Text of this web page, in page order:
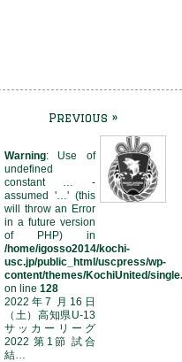
Previous »
Warning: Use of
undefined
constant … -
assumed '…' (this
will throw an Error
in a future version
of PHP) in
/home/igosso2014/kochi-
usc.jp/public_html/uscpress/wp-
content/themes/KochiUnited/
on line 128
2022年7 月16日
（土）高知県U-13
サッカーリーグ
2022 第1節 試合
結…